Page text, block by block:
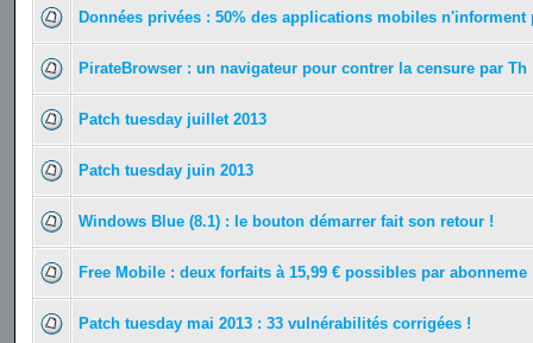
Données privées : 50% des applications mobiles n'informent
PirateBrowser : un navigateur pour contrer la censure par Th
Patch tuesday juillet 2013
Patch tuesday juin 2013
Windows Blue (8.1) : le bouton démarrer fait son retour !
Free Mobile : deux forfaits à 15,99 € possibles par abonneme
Patch tuesday mai 2013 : 33 vulnérabilités corrigées !